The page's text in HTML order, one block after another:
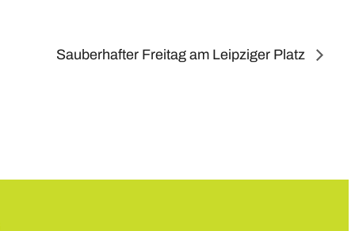
Sauberhafter Freitag am Leipziger Platz